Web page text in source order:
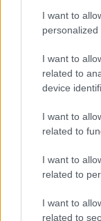
I want to
personalized
I want to
related to
device
I want to
related to
I want to
related to
I want to
related to
Nem Bécs lett